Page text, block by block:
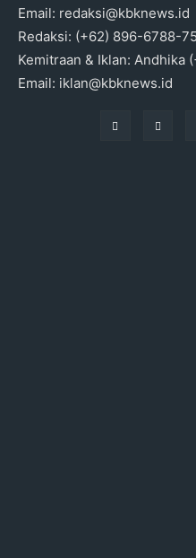
Email: redaksi@kbknews.id
Redaksi: (+62) 896-6788-
Kemitraan & Iklan: Andhika
Email: iklan@kbknews.id